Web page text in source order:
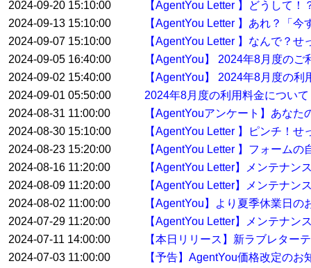
2024-09-20 15:10:00
【AgentYou Letter 】どうして
2024-09-13 15:10:00
【AgentYou Letter 】あれ？「
2024-09-07 15:10:00
【AgentYou Letter 】なんで？
2024-09-05 16:40:00
【AgentYou】 2024年8月度の
2024-09-02 15:40:00
【AgentYou】 2024年8月度の
2024-09-01 05:50:00
2024年8月度の利用料金について
2024-08-31 11:00:00
【AgentYouアンケート】あな
2024-08-30 15:10:00
【AgentYou Letter 】ピンチ！
2024-08-23 15:20:00
【AgentYou Letter 】フォーム
2024-08-16 11:20:00
【AgentYou Letter】メンテナン
2024-08-09 11:20:00
【AgentYou Letter】メンテナン
2024-08-02 11:00:00
【AgentYou】より夏季休業日の
2024-07-29 11:20:00
【AgentYou Letter】メンテナン
2024-07-11 14:00:00
【本日リリース】新ラブレター
2024-07-03 11:00:00
【予告】AgentYou価格改定のお